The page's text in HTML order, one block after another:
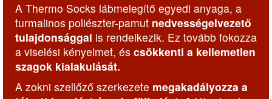
A Thermo Socks lábmelegítő egyedi anyaga, a
turmalinos poliészter-pamut nedvességelvezető
tulajdonsággal is rendelkezik. Ez tovább fokozza
a viselési kényelmet, és csökkenti a kellemetlen
szagok kialakulását.
A zokni szellőző szerkezete megakadályozza a